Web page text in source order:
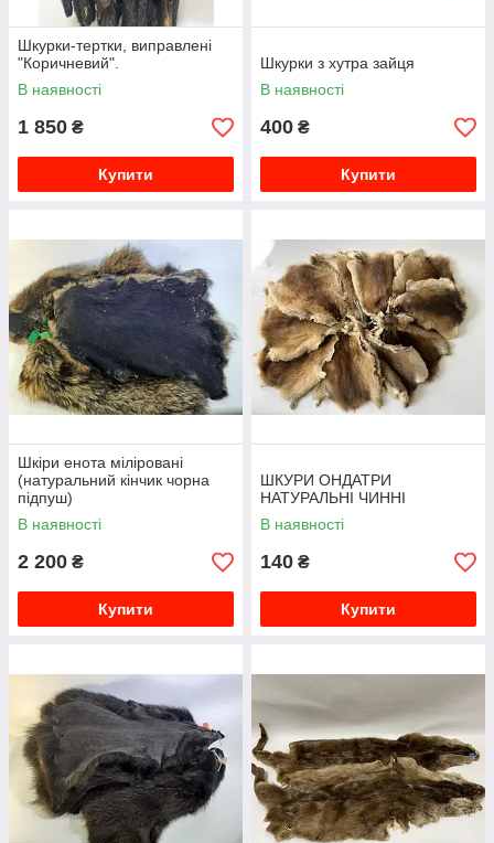
Шкурки-тертки, виправлені
"Коричневий".
В наявності
1 850 ₴
Купити
Шкурки з хутра зайця
В наявності
400 ₴
Купити
Шкіри енота міліровані
(натуральний кінчик чорна
підпуш)
В наявності
2 200 ₴
Купити
ШКУРИ ОНДАТРИ
НАТУРАЛЬНІ ЧИННІ
В наявності
140 ₴
Купити